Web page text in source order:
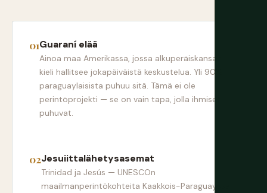
Guaraní elää
Ainoa maa Amerikassa, jossa alkuperäiskansan
kieli hallitsee jokapäiväistä keskustelua. Yli 90%
paraguaylaisista puhuu sitä. Tämä ei ole
perintöprojekti — se on vain tapa, jolla ihmiset
puhuvat.
Jesuiittalähetysasemat
Trinidad ja Jesús — UNESCOn
maailmanperintökohteita Kaakkois-Paraguayssa.